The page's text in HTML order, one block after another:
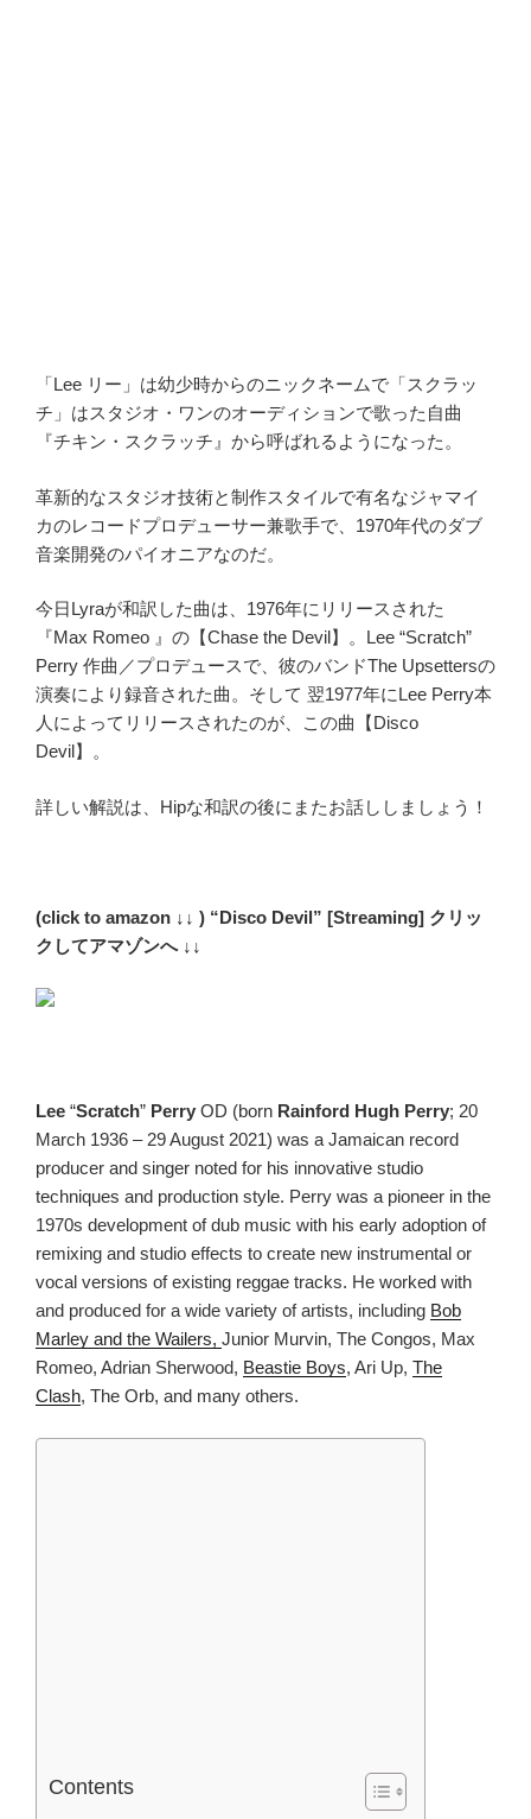
「Lee リー」は幼少時からのニックネームで「スクラッ
チ」はスタジオ・ワンのオーディションで歌った自曲
『チキン・スクラッチ』から呼ばれるようになった。
革新的なスタジオ技術と制作スタイルで有名なジャマイ
カのレコードプロデューサー兼歌手で、1970年代のダブ
音楽開発のパイオニアなのだ。
今日Lyraが和訳した曲は、1976年にリリースされた
『Max Romeo 』の【Chase the Devil】。Lee “Scratch”
Perry 作曲／プロデュースで、彼のバンドThe Upsettersの
演奏により録音された曲。そして 翌1977年にLee Perry本
人によってリリースされたのが、この曲【Disco
Devil】。
詳しい解説は、Hipな和訳の後にまたお話ししましょう！
(click to amazon ↓↓ ) “Disco Devil” [Streaming] クリッ
クしてアマゾンへ ↓↓
Lee “Scratch” Perry OD (born Rainford Hugh Perry; 20
March 1936 – 29 August 2021) was a Jamaican record
producer and singer noted for his innovative studio
techniques and production style. Perry was a pioneer in the
1970s development of dub music with his early adoption of
remixing and studio effects to create new instrumental or
vocal versions of existing reggae tracks. He worked with
and produced for a wide variety of artists, including Bob
Marley and the Wailers, Junior Murvin, The Congos, Max
Romeo, Adrian Sherwood, Beastie Boys, Ari Up, The
Clash, The Orb, and many others.
Contents